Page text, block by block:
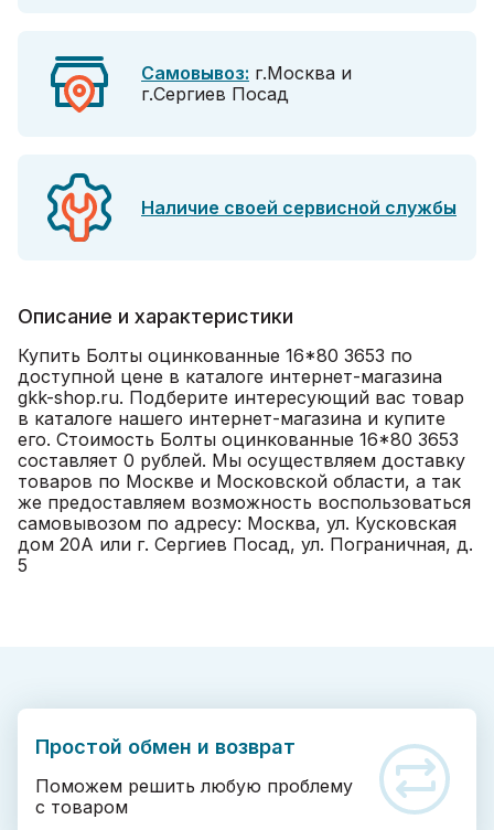
Самовывоз: г.Москва и
г.Сергиев Посад
Наличие своей сервисной службы
Описание и характеристики
Купить Болты оцинкованные 16*80 3653 по
доступной цене в каталоге интернет-магазина
gkk-shop.ru. Подберите интересующий вас товар
в каталоге нашего интернет-магазина и купите
его. Стоимость Болты оцинкованные 16*80 3653
составляет 0 рублей. Мы осуществляем доставку
товаров по Москве и Московской области, а так
же предоставляем возможность воспользоваться
самовывозом по адресу: Москва, ул. Кусковская
дом 20А или г. Сергиев Посад, ул. Пограничная, д.
5
Простой обмен и возврат
Поможем решить любую проблему
с товаром